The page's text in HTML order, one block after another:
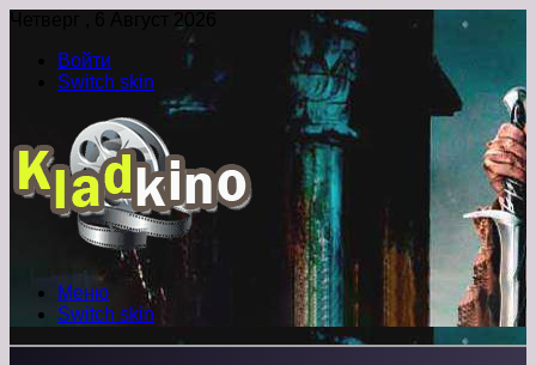
Четверг , 6 Август 2026
Войти
Switch skin
Меню
Switch skin